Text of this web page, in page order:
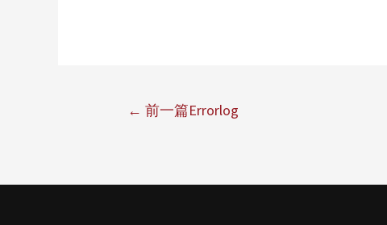
← 前一篇Errorlog